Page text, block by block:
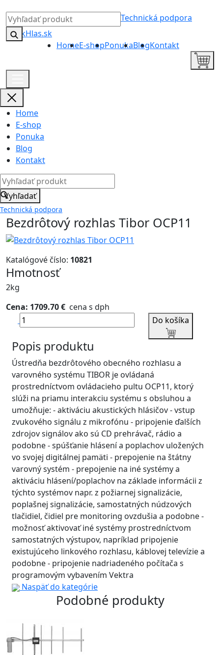
Technická podpora
HomeE-shopPonukaBlogKontakt
Home
E-shop
Ponuka
Blog
Kontakt
Vyhľadať
Technická podpora
Bezdrôtový rozhlas Tibor OCP11
Katalógové číslo: 10821
Hmotnosť
2kg
Cena: 1709.70 € cena s dph
Do košíka
Popis produktu
Ústredňa bezdrôtového obecného rozhlasu a
varovného systému TIBOR je ovládaná
prostredníctvom ovládacieho pultu OCP11, ktorý
slúži na priamu interakciu systému s obsluhou a
umožňuje: - aktiváciu akustických hlásičov - vstup
zvukového signálu z mikrofónu - pripojenie ďalších
zdrojov signálov ako sú CD prehrávač, rádio a
podobne - spúšťanie hlásení a poplachov uložených
vo svojej digitálnej pamäti - prepojenie na štátny
varovný systém - prepojenie na iné systémy a
aktiváciu hlásení/poplachov na základe informácii z
týchto systémov napr. z požiarnej signalizácie,
poplašnej signalizácie, samostatných núdzových
tlačidiel, čidiel pre monitoring ovzdušia a podobne -
možnosť aktivovať iné systémy prostredníctvom
samostatných výstupov, napríklad pripojenie
existujúceho linkového rozhlasu, káblovej televízie a
podobne - pripojenie nadriadeného počítača s
programovým vybavením Vektra
Naspäť do kategórie
Podobné produkty